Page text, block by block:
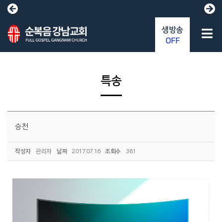
특송
승천
작성자 관리자 날짜 2017.07.16 조회수 381
생방송
OFF